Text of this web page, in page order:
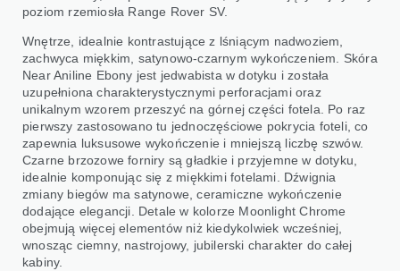
poziom rzemiosła Range Rover SV.
Wnętrze, idealnie kontrastujące z lśniącym nadwoziem,
zachwyca miękkim, satynowo-czarnym wykończeniem. Skóra
Near Aniline Ebony jest jedwabista w dotyku i została
uzupełniona charakterystycznymi perforacjami oraz
unikalnym wzorem przeszyć na górnej części fotela. Po raz
pierwszy zastosowano tu jednoczęściowe pokrycia foteli, co
zapewnia luksusowe wykończenie i mniejszą liczbę szwów.
Czarne brzozowe forniry są gładkie i przyjemne w dotyku,
idealnie komponując się z miękkimi fotelami. Dźwignia
zmiany biegów ma satynowe, ceramiczne wykończenie
dodające elegancji. Detale w kolorze Moonlight Chrome
obejmują więcej elementów niż kiedykolwiek wcześniej,
wnosząc ciemny, nastrojowy, jubilerski charakter do całej
kabiny.